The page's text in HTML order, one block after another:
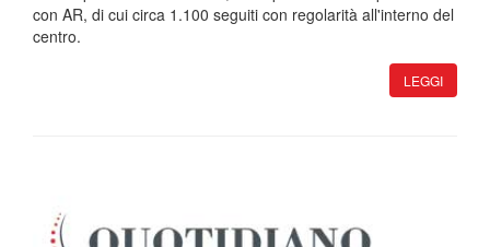
con AR, di cui circa 1.100 seguiti con regolarità all'interno del
centro.
LEGGI